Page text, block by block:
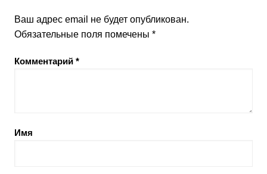
Ваш адрес email не будет опубликован.
Обязательные поля помечены *
Комментарий *
Имя